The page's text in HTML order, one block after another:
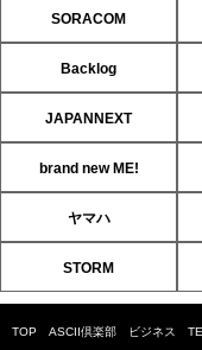
SORACOM
Backlog
JAPANNEXT
brand new ME!
ヤマハ
STORM
TOP ASCII倶楽部 ビジネス